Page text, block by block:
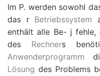
Im P. werden sowohl
das r Betriebssystem
enthält alle Be- j fehle,
des Rechners
Anwenderprogramm
Lösung des Problems